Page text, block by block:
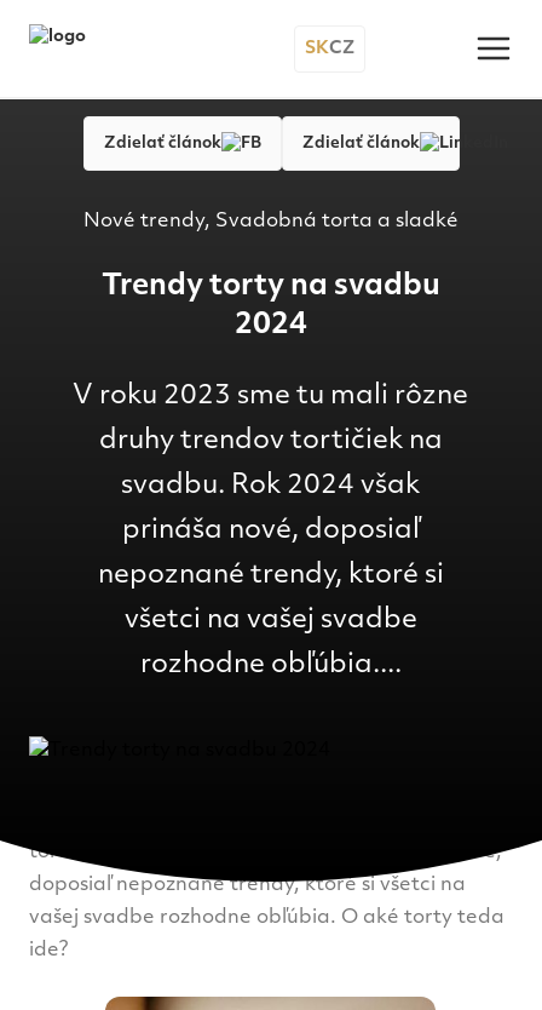
SKCZ
Nové trendy, Svadobná torta a sladké
Trendy torty na svadbu
2024
V roku 2023 sme tu mali rôzne
druhy trendov tortičiek na
svadbu. Rok 2024 však
prináša nové, doposiaľ
nepoznané trendy, ktoré si
všetci na vašej svadbe
rozhodne obľúbia....
Zdielať článok Zdielať článok
tortičiek na svadbu. Rok 2024 však prináša nové,
doposiaľ nepoznané trendy, ktoré si všetci na
vašej svadbe rozhodne obľúbia. O aké torty teda
ide?